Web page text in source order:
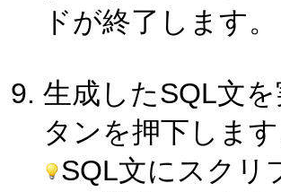
ドが終了します。
生成したSQL文
タンを押下します
SQL文にスクリ